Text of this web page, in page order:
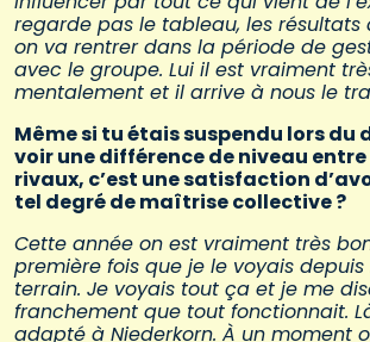
regarde pas le tableau, les résultats
on va rentrer dans la période de
avec le groupe. Lui il est vraiment
mentalement et il arrive à nous le
Même si tu étais suspendu lors du
voir une différence de niveau entre
rivaux, c’est une satisfaction
tel degré de maîtrise collective ?
Cette année on est vraiment très
première fois que je le voyais depuis
terrain. Je voyais tout ça et je me
franchement que tout fonctionnait.
adapté à Niederkorn. À un moment